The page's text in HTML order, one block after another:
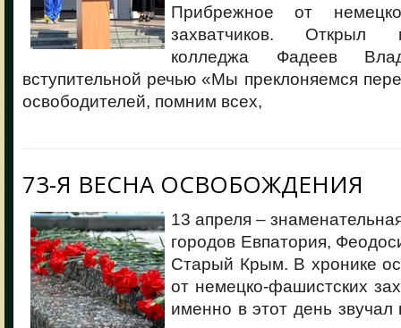
Прибрежное от
захватчиков. Открыл
колледжа Фадеев
вступительной речью «Мы преклоняемся
освободителей, помним всех,
73-Я ВЕСНА ОСВОБОЖДЕНИЯ
13 апреля –
городов Евпатория,
Старый Крым. В хронике
от немецко-фашистских
именно в этот день